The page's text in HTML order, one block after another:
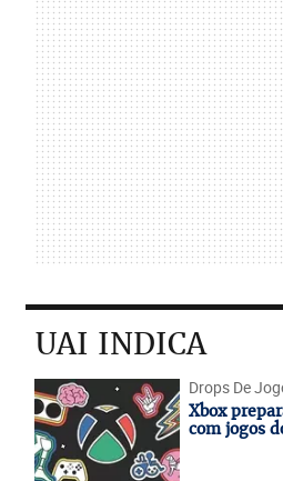
UAI INDICA
Drops De
Xbox
com jogos